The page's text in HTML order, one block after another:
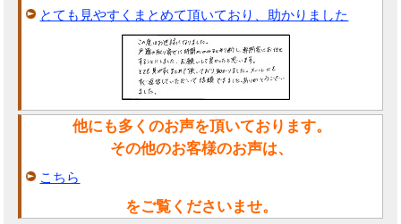
とても見やすくまとめて頂いており、助かりました
他にも多くのお声を頂いております。
その他のお客様のお声は、
こちら
をご覧くださいませ。